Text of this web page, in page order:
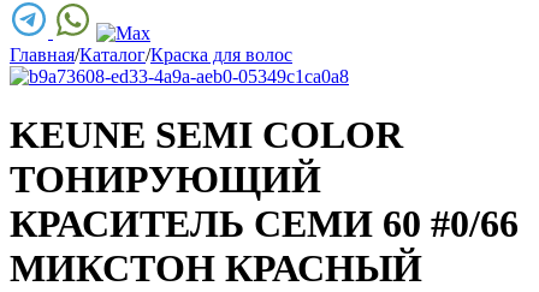
Главная/Каталог/Краска для волос
KEUNE SEMI COLOR
ТОНИРУЮЩИЙ
КРАСИТЕЛЬ СЕМИ 60 #0/66
МИКСТОН КРАСНЫЙ